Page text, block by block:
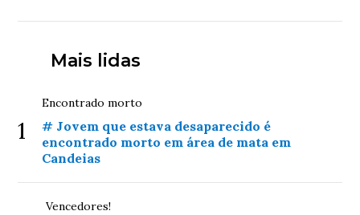
Mais lidas
1
Encontrado morto
# Jovem que estava desaparecido é
encontrado morto em área de mata em
Candeias
Vencedores!